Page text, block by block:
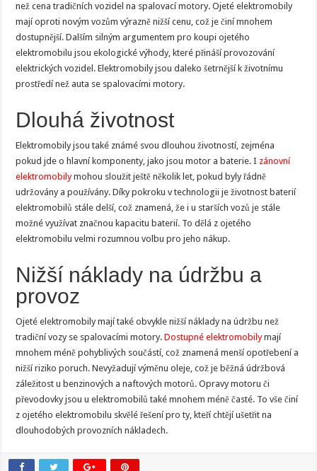
než cena tradičních vozidel na spalovací motory. Ojeté elektromobily
mají oproti novým vozům výrazně nižší cenu, což je činí mnohem
dostupnější. Dalším silným argumentem pro koupi ojetého
elektromobilu jsou ekologické výhody, které přináší provozování
elektrických vozidel. Elektromobily jsou daleko šetrnější k životnímu
prostředí než auta se spalovacími motory.
Dlouhá životnost
Elektromobily jsou také známé svou dlouhou životností, zejména
pokud jde o hlavní komponenty, jako jsou motor a baterie. I zánovní
elektromobilymohou sloužit ještě několik let, pokud byly řádně
udržovány a používány. Díky pokroku v technologii je životnost baterií
elektromobilů stále delší, což znamená, že i u starších vozů je stále
možné využívat značnou kapacitu baterií. To dělá z ojetého
elektromobilu velmi rozumnou volbu pro jeho nákup.
Nižší náklady na údržbu a
provoz
Ojeté elektromobily mají také obvykle nižší náklady na údržbu než
tradiční vozy se spalovacími motory.Dostupné elektromobilymají
mnohem méně pohyblivých součástí, což znamená menší opotřebení a
nižší riziko poruch. Nevyžadují výměnu oleje, což je běžná údržbová
záležitost u benzinových a naftových motorů. Opravy motoru či
převodovky jsou u elektromobilů také mnohem méně časté. To vše činí
z ojetého elektromobilu skvělé řešení pro ty, kteří chtějí ušetřit na
dlouhodobých provozních nákladech.